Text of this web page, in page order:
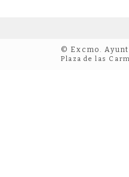
© Excmo.
Plaza de las